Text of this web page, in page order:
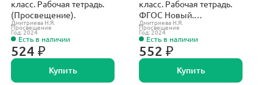
класс. Рабочая тетрадь.
(Просвещение).
Дмитриева Н.Я.
Просвещение
Год: 2024
Есть в наличии
524 ₽
Купить
класс. Рабочая тетрадь.
ФГОС Новый.
(Просвещение).
Дмитриева Н.Я.
Просвещение
Год: 2024
Есть в наличии
552 ₽
Купить